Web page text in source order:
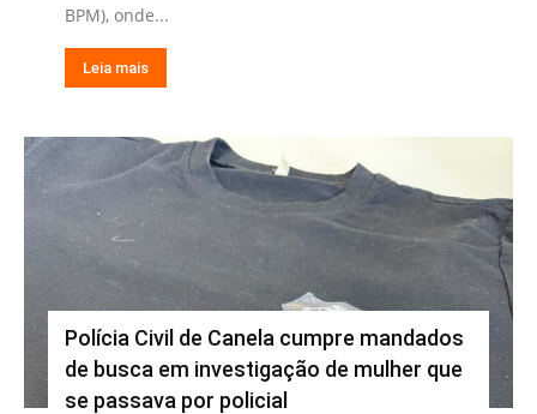
BPM), onde...
Leia mais
Polícia Civil de Canela cumpre mandados
de busca em investigação de mulher que
se passava por policial